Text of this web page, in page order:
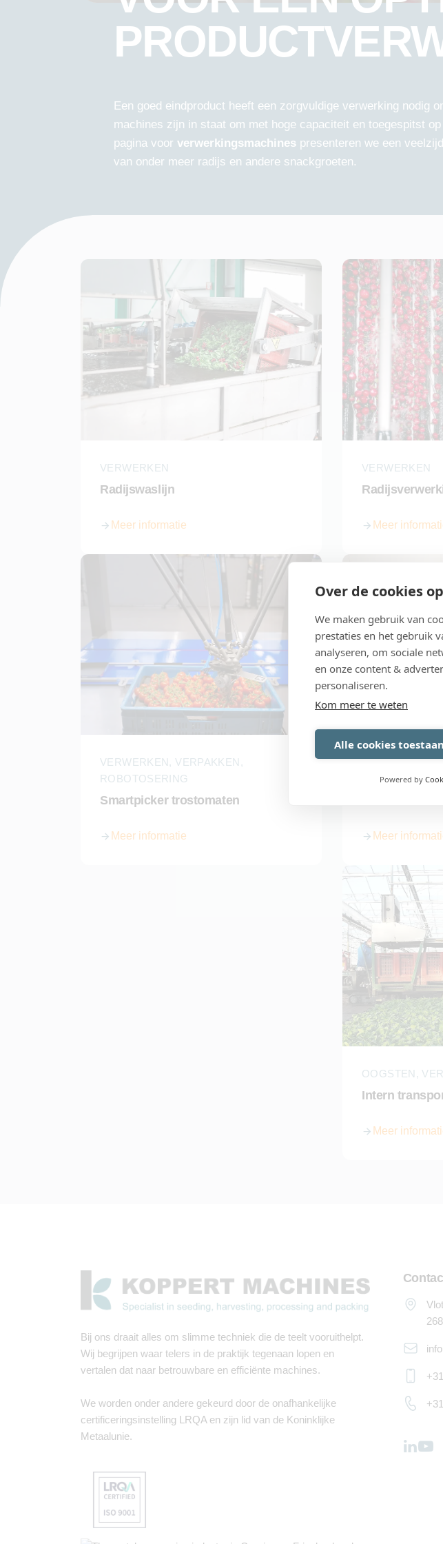
Een goed eindproduct heeft een zorgvuldige verwerking nodig
machines zijn in staat om met hoge capaciteit en toegespitst
pagina voor verwerkingsmachines presenteren we een
van onder meer radijs en andere snackgroeten.
VERWERKEN
Radijswaslijn
Meer informatie
over Radijswaslijn
VERWERKEN
Meer
over
VERWERKEN, VERPAKKEN,
ROBOTOSERING
Smartpicker trostomaten
Meer informatie
VERWERKEN
Meer
OOGSTEN,
Intern
Meer
over Intern
Bij ons draait alles om slimme techniek die de teelt vooruithelpt.
Wij begrijpen waar telers in de praktijk tegenaan lopen en
vertalen dat naar betrouwbare en efficiënte machines.
We worden onder andere gekeurd door de onafhankelijke
certificeringsinstelling LRQA en zijn lid van de Koninklijke
Metaalunie.
Over de cookies
We maken gebruik van
prestaties en het gebruik
analyseren, om sociale
en onze content &
personaliseren.
Kom meer te weten
Alle cookies toestaan
Powered by